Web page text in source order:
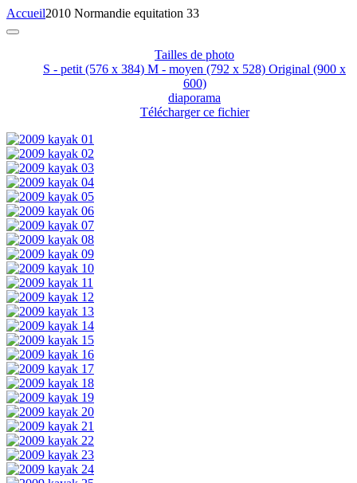
Accueil2010 Normandie equitation 33
Tailles de photo
S - petit (576 x 384) M - moyen (792 x 528) Original (900 x
600)
diaporama
Télécharger ce fichier